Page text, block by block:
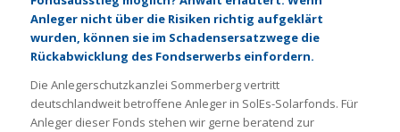
Anleger nicht über die Risiken richtig aufgeklärt
wurden, können sie im Schadensersatzwege die
Rückabwicklung des Fondserwerbs einfordern.
Die Anlegerschutzkanzlei Sommerberg vertritt
deutschlandweit betroffene Anleger in SolEs-Solarfonds. Für
Anleger dieser Fonds stehen wir gerne beratend zur